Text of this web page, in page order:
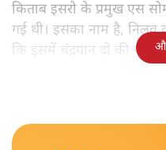
किताब इसरो के प्रमुख एस
गई थी। इसका नाम है, निलवु
कि इसमें चंद्रयान दो की